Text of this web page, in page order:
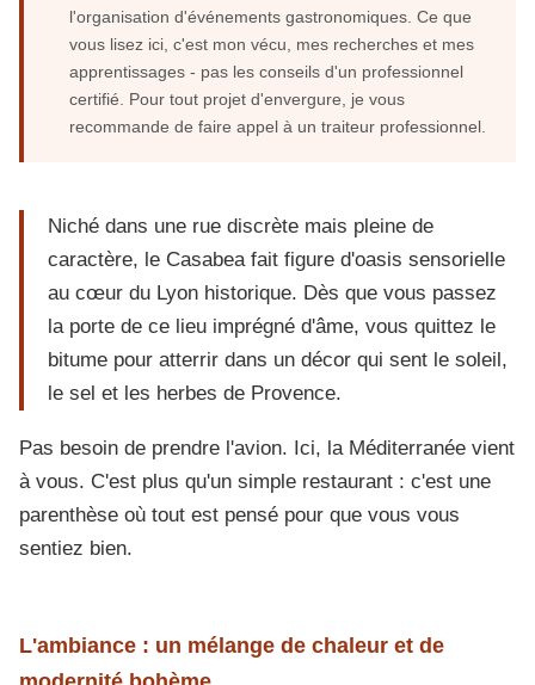
l'organisation d'événements gastronomiques. Ce que
vous lisez ici, c'est mon vécu, mes recherches et mes
apprentissages - pas les conseils d'un professionnel
certifié. Pour tout projet d'envergure, je vous
recommande de faire appel à un traiteur professionnel.
Niché dans une rue discrète mais pleine de
caractère, le Casabea fait figure d'oasis sensorielle
au cœur du Lyon historique. Dès que vous passez
la porte de ce lieu imprégné d'âme, vous quittez le
bitume pour atterrir dans un décor qui sent le soleil,
le sel et les herbes de Provence.
Pas besoin de prendre l'avion. Ici, la Méditerranée vient
à vous. C'est plus qu'un simple restaurant : c'est une
parenthèse où tout est pensé pour que vous vous
sentiez bien.
L'ambiance : un mélange de chaleur et de